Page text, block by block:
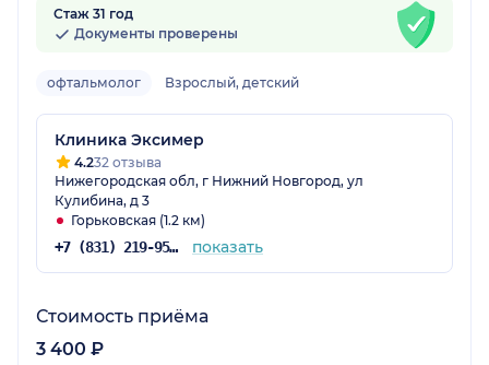
Стаж 31 год
Документы проверены
офтальмолог Взрослый, детский
Клиника Эксимер
4.232 отзыва
Нижегородская обл, г Нижний Новгород, ул
Кулибина, д 3
Горьковская (1.2 км)
+7 (831) 219-95-03 показать
Стоимость приёма
3 400 ₽